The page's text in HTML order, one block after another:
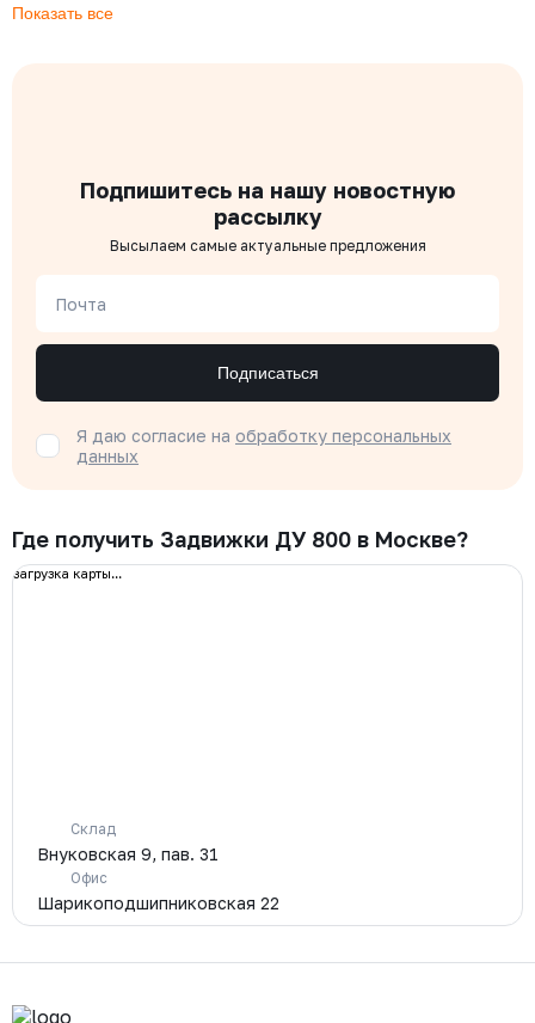
Показать все
Подпишитесь на нашу новостную
рассылку
Высылаем самые актуальные предложения
Почта
Подписаться
Я даю согласие на обработку персональных
данных
Где получить Задвижки ДУ 800 в Москве?
загрузка карты...
Склад
Внуковская 9, пав. 31
Офис
Шарикоподшипниковская 22